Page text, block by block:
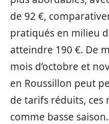
de 92 €,
pratiqués en milieu
atteindre 190 €. De
mois d’octobre et
en Roussillon peut
de tarifs réduits, ces
comme basse saison.